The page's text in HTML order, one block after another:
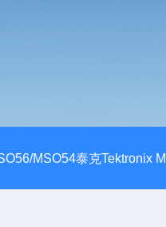
MSO54泰克Tektronix